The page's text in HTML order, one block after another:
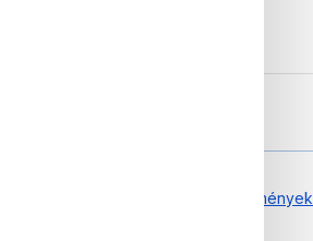
0.00 tól től 0 Vélemények